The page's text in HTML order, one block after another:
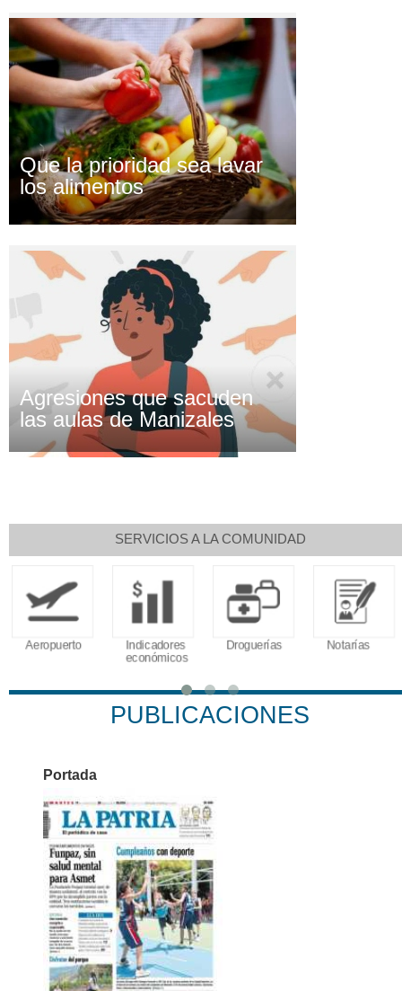
Que la prioridad sea lavar
los alimentos
Agresiones que sacuden
las aulas de Manizales
SERVICIOS A LA COMUNIDAD
Aeropuerto
Indicadores
económicos
Droguerías Notarías
PUBLICACIONES
Portada